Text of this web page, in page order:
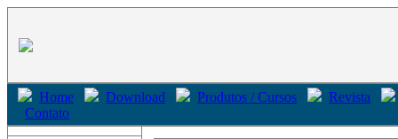
Home Download Produtos / Cursos
Revista
Contato